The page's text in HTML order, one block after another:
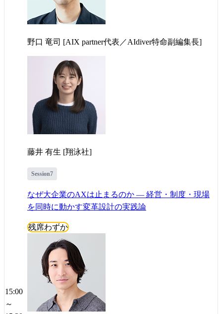
野口 竜司 [AIX partner代表／AIdiver特命副編集長]
藤井 有生 [翔泳社]
15:00
～
Session7
なぜ大企業のAXは止まるのか — 経営・制度・現場
を同時に動かす変革設計の実践論
残席わずか